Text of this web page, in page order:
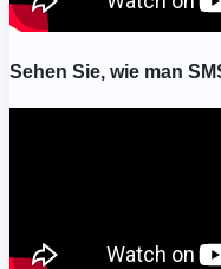
Sehen Sie, wie man